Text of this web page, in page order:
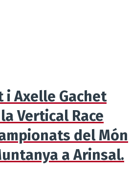
i Axelle Gachet
Vertical Race
del Món
a Arinsal.